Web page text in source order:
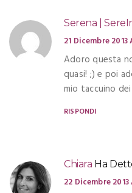
Serena |
21 Dicembre
Adoro questa
quasi! ;) e poi
mio taccuino
RISPONDI
Chiara Ha
22 Dicembre